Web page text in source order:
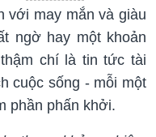
may mắn và giàu
ngờ hay một khoản
chí là tin tức tài
cuộc sống - mỗi một
phần phấn khởi.